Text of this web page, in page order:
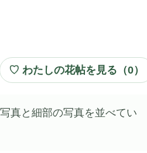
♡ わたしの花帖を見る（0）
真と細部の写真を並べてい